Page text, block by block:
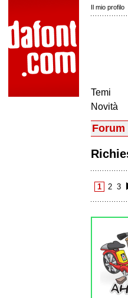
Il mio profilo
Temi
Novità
Forum
1 2 3